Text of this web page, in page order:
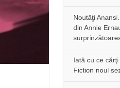
Noutăţi
din Annie
Iată cu ce
Fiction noul